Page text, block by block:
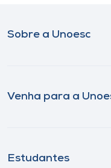
Sobre a Unoesc
Venha para a
Estudantes